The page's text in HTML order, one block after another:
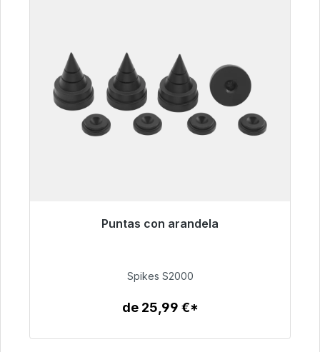
Puntas con arandela
Listo para envío inmediato, plazo de entrega
51,49 €
Spikes S2000
de 25,99 €*